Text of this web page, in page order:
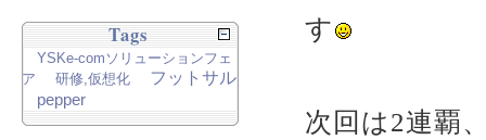
す
次回は2連覇
Tags
YSKe-comソリューションフェ
ア
研修,仮想化
フットサル
pepper